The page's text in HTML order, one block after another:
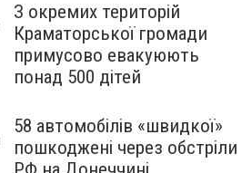
З окремих територій
Краматорської громади
примусово евакуюють
понад 500 дітей
58 автомобілів «швидкої»
пошкоджені через обстріли